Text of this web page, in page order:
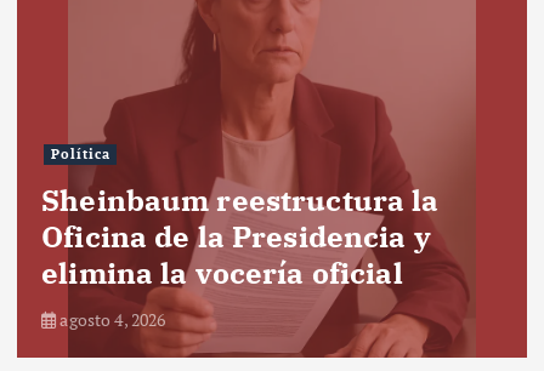
Política
Sheinbaum reestructura la
Oficina de la Presidencia y
elimina la vocería oficial
agosto 4, 2026